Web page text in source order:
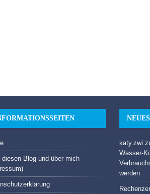
diesen Blog und über mich
katy.zwi
Wasser-
werden